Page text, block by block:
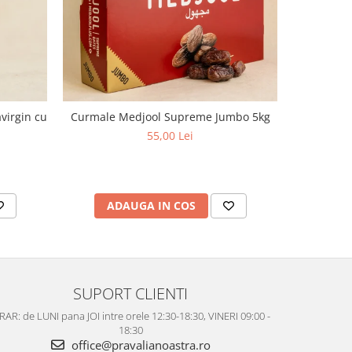
cu
Curmale Medjool Supreme Jumbo 5kg
55,00 Lei
ADAUGA IN COS
SUPORT CLIENTI
de LUNI pana JOI intre orele 12:30-18:30, VINERI 09:00 -
18:30
office@pravalianoastra.ro